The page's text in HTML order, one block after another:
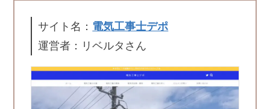
サイト名： 電気工事士デポ
運営者：リベルタさん